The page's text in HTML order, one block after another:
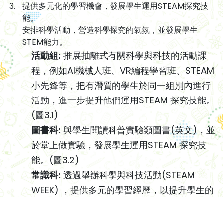
提供多元化的學習機會，發展學生運用STEAM探究技
能。
安排科學活動，營造科學探究的氣氛，並發展學生
STEM能力。
活動組: 推展抽離式有關科學與科技的活動課
程，例如AI機械人班、VR編程學習班、STEAM
小先鋒等，把有潛質的學生於同一組別內進行
活動，進一步提升他們運用STEAM 探究技能。
(圖3.1)
圖書科: 與學生閱讀科普實驗類圖書(英文)，並
於堂上做實驗，發展學生運用STEAM 探究技
能。(圖3.2)
常識科: 透過舉辦科學與科技活動(STEAM
WEEK) ，提供多元的學習經歷，以提升學生的